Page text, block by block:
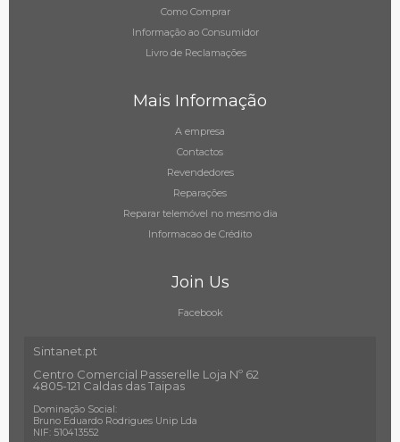
Como Comprar
Informação ao Consumidor
Livro de Reclamações
Mais Informação
A empresa
Contactos
Revendedores
Reparações
Reparar telemóvel no mesmo dia
Informacao de Crédito
Join Us
Facebook
Sintanet.pt
Centro Comercial Passerelle Loja Nº 62
4805-121 Caldas das Taipas
Dominação Social:
Bruno Eduardo Rodrigues Unip Lda
NIF: 510413552